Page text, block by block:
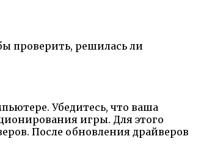
проверить, решилась ли
Убедитесь, что ваша
игры. Для этого
После обновления драйверов